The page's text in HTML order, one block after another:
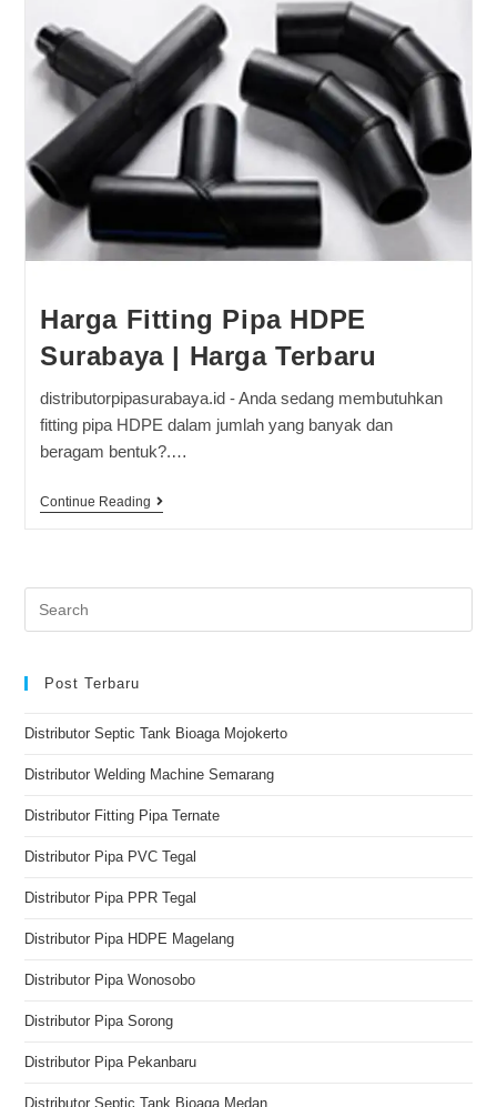
Harga Fitting Pipa HDPE
Surabaya | Harga Terbaru
distributorpipasurabaya.id - Anda sedang membutuhkan
fitting pipa HDPE dalam jumlah yang banyak dan
beragam bentuk?.…
Continue Reading
Post Terbaru
Distributor Septic Tank Bioaga Mojokerto
Distributor Welding Machine Semarang
Distributor Fitting Pipa Ternate
Distributor Pipa PVC Tegal
Distributor Pipa PPR Tegal
Distributor Pipa HDPE Magelang
Distributor Pipa Wonosobo
Distributor Pipa Sorong
Distributor Pipa Pekanbaru
Distributor Septic Tank Bioaga Medan